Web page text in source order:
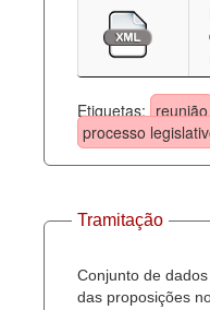
Etiquetas: reunião
processo
Tramitação
Conjunto de
das proposições